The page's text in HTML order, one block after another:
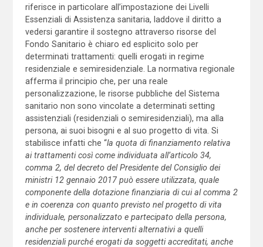
riferisce in particolare all’impostazione dei Livelli
Essenziali di Assistenza sanitaria, laddove il diritto a
vedersi garantire il sostegno attraverso risorse del
Fondo Sanitario è chiaro ed esplicito solo per
determinati trattamenti: quelli erogati in regime
residenziale e semiresidenziale. La normativa regionale
afferma il principio che, per una reale
personalizzazione, le risorse pubbliche del Sistema
sanitario non sono vincolate a determinati setting
assistenziali (residenziali o semiresidenziali), ma alla
persona, ai suoi bisogni e al suo progetto di vita. Si
stabilisce infatti che “la quota di finanziamento relativa
ai trattamenti così come individuata all’articolo 34,
comma 2, del decreto del Presidente del Consiglio dei
ministri 12 gennaio 2017 può essere utilizzata, quale
componente della dotazione finanziaria di cui al comma 2
e in coerenza con quanto previsto nel progetto di vita
individuale, personalizzato e partecipato della persona,
anche per sostenere interventi alternativi a quelli
residenziali purché erogati da soggetti accreditati, anche